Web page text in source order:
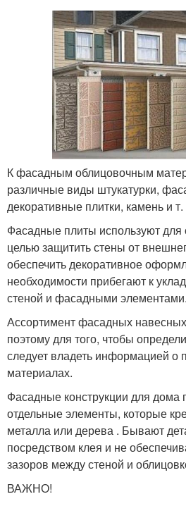
К фасадным облицовочным
различные виды штукатурки,
декоративные плитки, камень и т.
Фасадные плиты используют
целью защитить стены от
обеспечить декоративное
необходимости прибегают к
стеной и фасадными элементами.
Ассортимент фасадных навесных
поэтому для того, чтобы
следует владеть информацией о
материалах.
Фасадные конструкции для дома
отдельные элементы, которые
металла или дерева . Бывают
посредством клея и не
зазоров между стеной и
ВАЖНО!